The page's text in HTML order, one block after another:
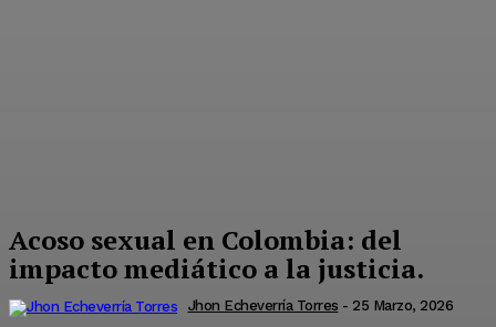
Acoso sexual en Colombia: del
impacto mediático a la justicia.
Jhon Echeverría Torres - 25 Marzo, 2026